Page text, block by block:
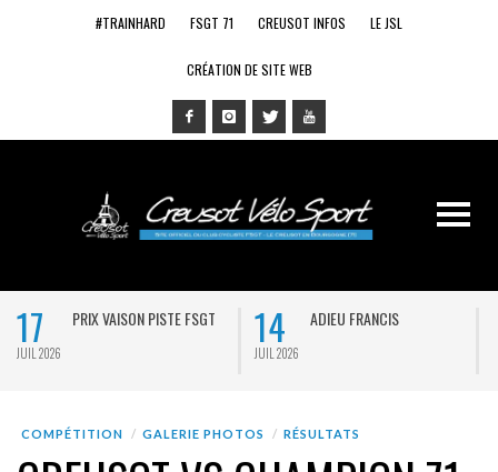
#TRAINHARD FSGT 71 CREUSOT INFOS LE JSL
CRÉATION DE SITE WEB
17
JUIL 2026
PRIX VAISON PISTE FSGT 14
JUIL 2026
ADIEU FRANCIS
COMPÉTITION GALERIE PHOTOS RÉSULTATS